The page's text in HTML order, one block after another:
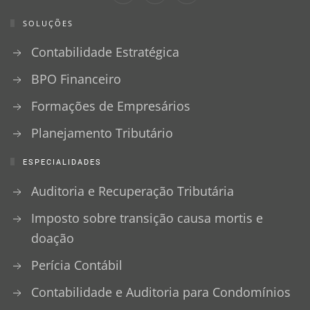
SOLUÇÕES
Contabilidade Estratégica
BPO Financeiro
Formações de Empresários
Planejamento Tributário
ESPECIALIDADES
Auditoria e Recuperação Tributária
Imposto sobre transição causa mortis e
doação
Perícia Contábil
Contabilidade e Auditoria para Condomínios